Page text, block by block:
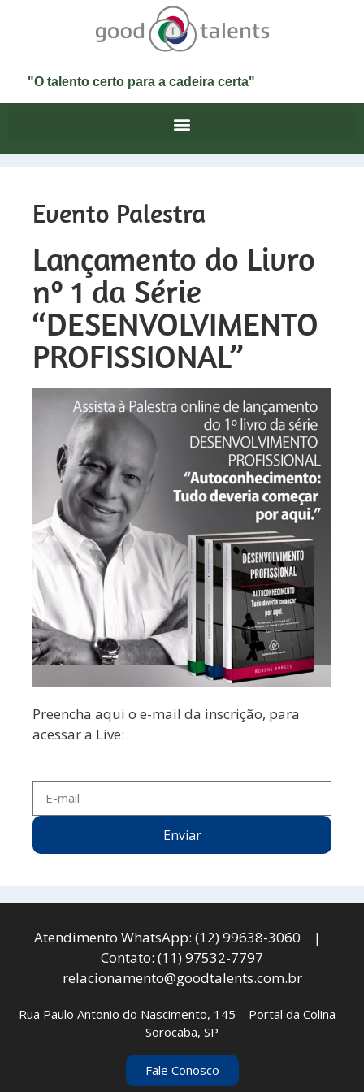
"O talento certo para a cadeira certa"
Evento Palestra
Lançamento do Livro
nº 1 da Série
“DESENVOLVIMENTO
PROFISSIONAL”
Preencha aqui o e-mail da inscrição, para
acessar a Live:
Enviar
Atendimento WhatsApp: (12) 99638-3060 |
Contato: (11) 97532-7797
relacionamento@goodtalents.com.br
Rua Paulo Antonio do Nascimento, 145 – Portal da Colina –
Sorocaba, SP
Fale Conosco